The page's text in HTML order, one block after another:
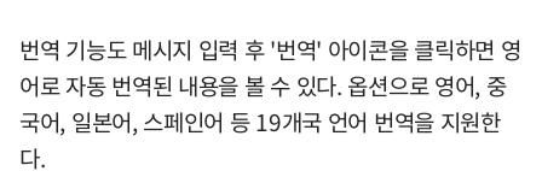
번역 기능도 메시지 입력 후 '번역' 아이콘을 클릭하면 영
어로 자동 번역된 내용을 볼 수 있다. 옵션으로 영어, 중
국어, 일본어, 스페인어 등 19개국 언어 번역을 지원한
다.